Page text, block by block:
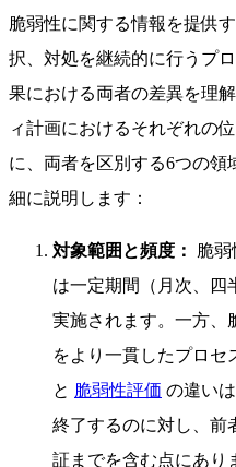
脆弱性に関する情報を提供
択、対処を継続的に行うプ
果における両者の差異を理
ィ計画におけるそれぞれの
に、両者を区別する6つの
細に説明します：
対象範囲と頻度： 脆弱
は一定期間（月次、四
実施されます。一方、
をより一貫したプロセ
と 脆弱性評価 の違い
終了するのに対し、前
証までを含む点にあり